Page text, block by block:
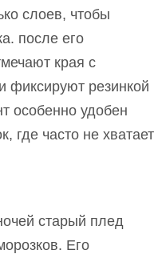
слоев, чтобы
после его
края с
фиксируют резинкой
особенно удобен
где часто не хватает
старый плед
Его